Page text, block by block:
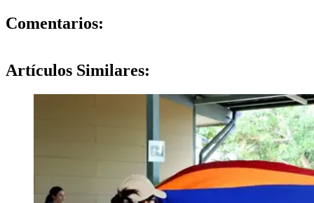
Comentarios:
Artículos Similares: